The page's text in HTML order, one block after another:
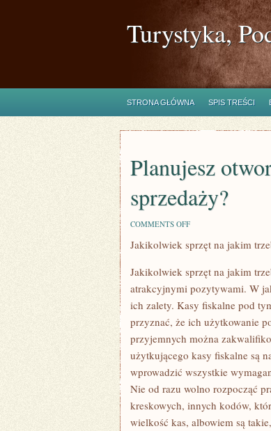
Turystyka,
STRONA GŁÓWNA SPIS TREŚCI
Planujesz
sprzedaży?
COMMENTS OFFON
OTWORZYĆ
WŁASNY
PUNKT
SPRZEDAŻY?
Jakikolwiek sprzęt na jakim
Jakikolwiek sprzęt na jakim
atrakcyjnymi pozytywami. W
ich zalety. Kasy fiskalne pod
przyznać, że ich użytkowanie
przyjemnych można
użytkującego kasy fiskalne są
wprowadzić wszystkie
Nie od razu wolno rozpocząć
kreskowych, innych kodów,
wielkość kas, albowiem są